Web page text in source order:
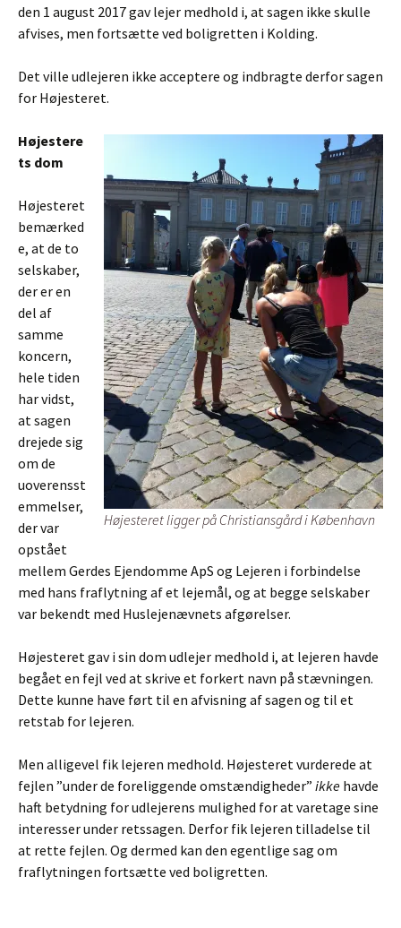
den 1 august 2017 gav lejer medhold i, at sagen ikke skulle
afvises, men fortsætte ved boligretten i Kolding.
Det ville udlejeren ikke acceptere og indbragte derfor sagen
for Højesteret.
Højesteret ligger på Christiansgård i København
Højestere
ts dom
Højesteret
bemærked
e, at de to
selskaber,
der er en
del af
samme
koncern,
hele tiden
har vidst,
at sagen
drejede sig
om de
uoverensst
emmelser,
der var
opstået
mellem Gerdes Ejendomme ApS og Lejeren i forbindelse
med hans fraflytning af et lejemål, og at begge selskaber
var bekendt med Huslejenævnets afgørelser.
Højesteret gav i sin dom udlejer medhold i, at lejeren havde
begået en fejl ved at skrive et forkert navn på stævningen.
Dette kunne have ført til en afvisning af sagen og til et
retstab for lejeren.
Men alligevel fik lejeren medhold. Højesteret vurderede at
fejlen ”under de foreliggende omstændigheder” ikke havde
haft betydning for udlejerens mulighed for at varetage sine
interesser under retssagen. Derfor fik lejeren tilladelse til
at rette fejlen. Og dermed kan den egentlige sag om
fraflytningen fortsætte ved boligretten.